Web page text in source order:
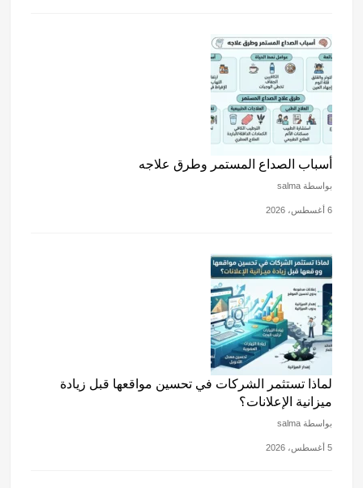
أسباب الصداع المستمر وطرق علاجه
بواسطة salma
6 أغسطس، 2026
لماذا تستثمر الشركات في تحسين مواقعها قبل زيادة
ميزانية الإعلانات؟
بواسطة salma
5 أغسطس، 2026